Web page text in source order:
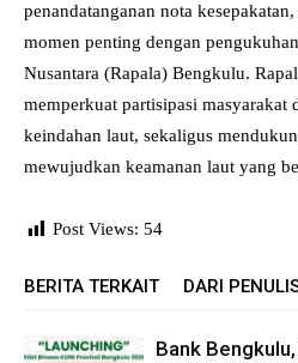
penandatanganan nota
momen penting dengan
Nusantara (Rapala) Bengkulu.
memperkuat partisipasi masyarakat
keindahan laut, sekaligus
mewujudkan keamanan laut yang
Post Views: 54
BERITA TERKAIT DARI
Bank